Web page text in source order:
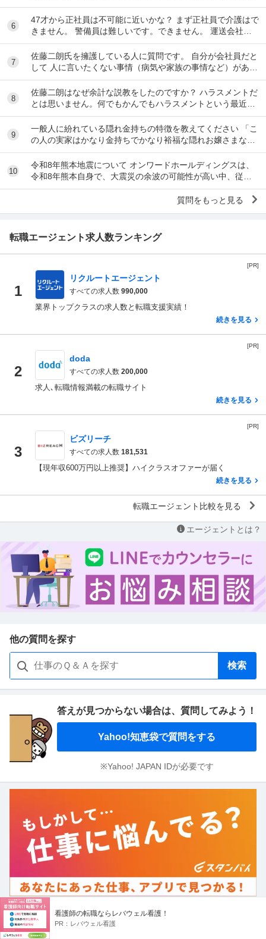
す。 でも なんで しんどい思いをして働いた金で...
6
47才から正社員は不可能に近いかな？ まず正社員で介護はで
きません。 警備員は難しいです。できません。 運送会社の
運転手は無理です。できません 過去にうつ...
7
佐藤二朗氏を擁護している人に質問です。 自分が会社員だと
して 人に言いたくない事情（病気や家族の事情など）があ
り、上司や総務等に相談した結果、仕事内容を...
8
佐藤二朗はなぜ余計な説教をしたのですか？ ハラスメントだ
とは思いません。何でもかんでもハラスメントという最近の
風潮に反対です。ただ、橋本愛からすれば良い気...
9
一般人に紛れている隠れ金持ちの特徴を教えてください 「こ
の人の実家はかなり金持ちでかなり裕福な隠れお嬢さまなん
だな」とわかる特徴を教えてください 私の...
10
令和8年熊本地震について オンワードホールディングスは、
令和8年熊本自身で、大震災の余波の可能性が高い中、従業
員に売上金の確保（金庫への預け入れ）を優先さ...
質問をもっと見る
転職エージェント求人数ランキング
[PR]
1
リクルートエージェント
すべての求人数 990,000
業界トップクラスの求人数と転職支援実績！
続きを見る
[PR]
2
doda
すべての求人数 200,000
求人､転職情報満載の転職サイト
続きを見る
[PR]
3
ビズリーチ
すべての求人数 181,531
【現年収600万円以上推奨】ハイクラスオファーが届く
続きを見る
転職エージェント比較を見る
エージェントとは？
他の質問を探す
検索
答えが見つからない場合は、 質問してみよう！
Yahoo!知恵袋で質問をする
※Yahoo! JAPAN IDが必要です
しごとの先生キーワード一覧
看護師の転職ならレバウェル看護！
PR： レバウェル看護